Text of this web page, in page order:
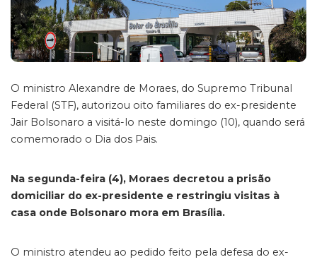
O ministro Alexandre de Moraes, do Supremo Tribunal
Federal (STF), autorizou oito familiares do ex-presidente
Jair Bolsonaro a visitá-lo neste domingo (10), quando será
comemorado o Dia dos Pais.
Na segunda-feira (4), Moraes decretou a prisão
domiciliar do ex-presidente e restringiu visitas à
casa onde Bolsonaro mora em Brasília.
O ministro atendeu ao pedido feito pela defesa do ex-